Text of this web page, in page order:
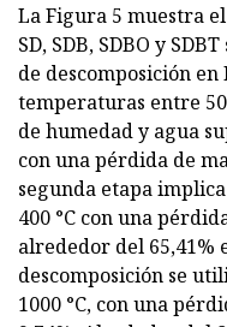
La Figura 5 muestra
SD, SDB, SDBO y
de descomposición en
temperaturas entre
de humedad y agua
con una pérdida de
segunda etapa
400 °C con una
alrededor del 65,41%
descomposición se
1000 °C, con una